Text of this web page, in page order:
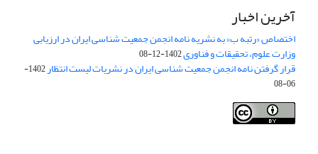
آخرین اخبار
اختصاص «رتبه ب» به نشریه نامه انجمن جمعیت شناسی ایران در ارزیابی
وزارت علوم، تحقیقات و فناوری1402-12-08
قرار گرفتن نامه انجمن جمعیت شناسی ایران در نشریات لیست انتظار
1402-
06-08